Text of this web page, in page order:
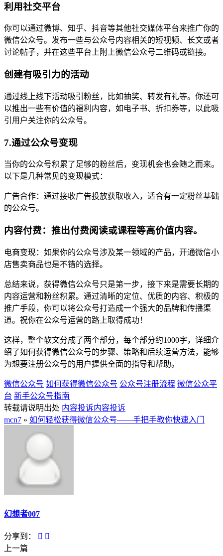
利用社交平台
你可以通过微博、知乎、抖音等其他社交媒体平台来推广你的
微信公众号。发布一些与公众号内容相关的短视频、长文或者
讨论帖子，并在这些平台上附上微信公众号二维码或链接。
创建有吸引力的活动
通过线上线下活动吸引粉丝，比如抽奖、转发有礼等。你还可
以推出一些有价值的福利内容，如电子书、折扣券等，以此吸
引用户关注你的公众号。
7.通过公众号变现
当你的公众号积累了足够的粉丝后，变现机会也会随之而来。
以下是几种常见的变现模式：
广告合作：通过接收广告投放获取收入，适合有一定粉丝基础
的公众号。
内容付费：推出付费阅读或课程等高价值内容。
电商变现：如果你的公众号涉及某一领域的产品，开通微信小
店售卖商品也是不错的选择。
总结来说，获得微信公众号只是第一步，接下来是需要长期的
内容运营和粉丝积累。通过清晰的定位、优质的内容、积极的
推广手段，你可以将公众号打造成一个强大的品牌和传播渠
道。祝你在公众号运营的路上取得成功！
这样，整个软文分成了两个部分，每个部分约1000字，详细介
绍了如何获得微信公众号的步骤、策略和后续运营方法，能够
为想要注册公众号的用户提供全面的指导和帮助。
微信公众号 如何获得微信公众号 公众号注册流程 微信公众平
台 新手公众号指南
转载请说明出处 内容投诉内容投诉
mcn7 » 如何轻松获得微信公众号——手把手教你快速入门
幻想者007
分享到：
上一篇